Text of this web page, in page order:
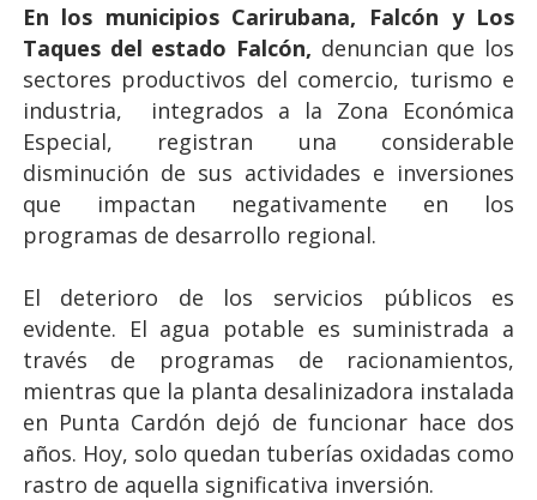
En los municipios Carirubana, Falcón y Los
Taques del estado Falcón, denuncian que los
sectores productivos del comercio, turismo e
industria, integrados a la Zona Económica
Especial, registran una considerable
disminución de sus actividades e inversiones
que impactan negativamente en los
programas de desarrollo regional.
El deterioro de los servicios públicos es
evidente. El agua potable es suministrada a
través de programas de racionamientos,
mientras que la planta desalinizadora instalada
en Punta Cardón dejó de funcionar hace dos
años. Hoy, solo quedan tuberías oxidadas como
rastro de aquella significativa inversión.